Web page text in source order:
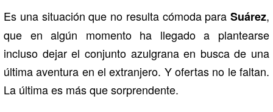
Es una situación que no resulta cómoda para Suárez,
que en algún momento ha llegado a plantearse
incluso dejar el conjunto azulgrana en busca de una
última aventura en el extranjero. Y ofertas no le faltan.
La última es más que sorprendente.